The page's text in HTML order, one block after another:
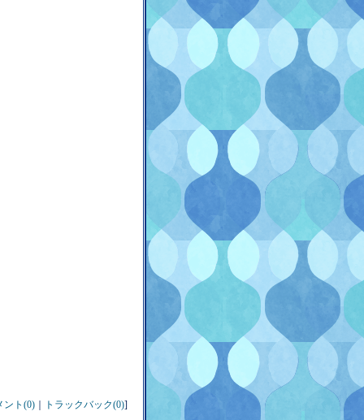
ント(0) トラックバック(0)]